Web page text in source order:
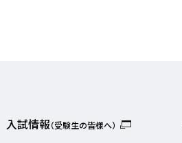
入試情報（受験生の皆様へ）